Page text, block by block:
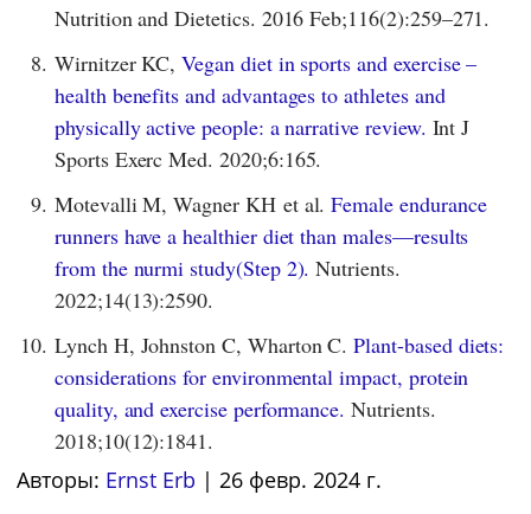
Nutrition and Dietetics. 2016 Feb;116(2):259–271.
8. Wirnitzer KC,Vegan diet in sports and exercise –
health benefits and advantages to athletes and
physically active people: a narrative review. Int J
Sports Exerc Med. 2020;6:165.
9. Motevalli M, Wagner KH et al.Female endurance
runners have a healthier diet than males—results
from the nurmi study(Step 2). Nutrients.
2022;14(13):2590.
10. Lynch H, Johnston C, Wharton C.Plant-based diets:
considerations for environmental impact, protein
quality, and exercise performance. Nutrients.
2018;10(12):1841.
Авторы: Ernst Erb | 26 февр. 2024 г.